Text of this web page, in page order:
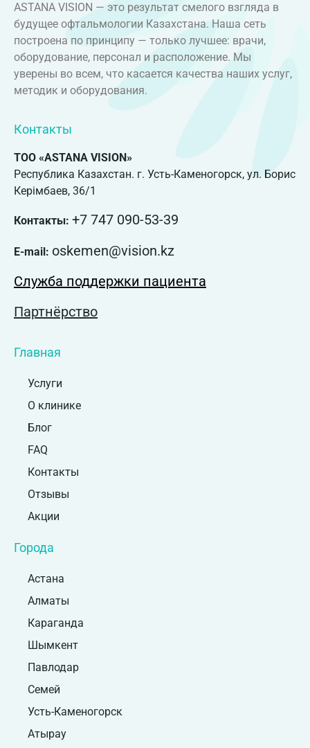
ASTANA VISION — это результат смелого взгляда в
будущее офтальмологии Казахстана. Наша сеть
построена по принципу — только лучшее: врачи,
оборудование, персонал и расположение. Мы
уверены во всем, что касается качества наших услуг,
методик и оборудования.
Контакты
ТОО «ASTANA VISION»
Республика Казахстан. г. Усть-Каменогорск, ул. Борис
Керімбаев, 36/1
Контакты: +7 747 090-53-39
E-mail: oskemen@vision.kz
Служба поддержки пациента
Партнёрство
Главная
Услуги
О клинике
Блог
FAQ
Контакты
Отзывы
Акции
Города
Астана
Алматы
Караганда
Шымкент
Павлодар
Семей
Усть-Каменогорск
Атырау